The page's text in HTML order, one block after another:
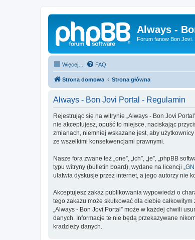
Always -
Forum fanow Bon
Więcej… FAQ
Strona domowa Strona główna
Always - Bon Jovi Portal - Regulamin
Rejestrując się na witrynie „Always - Bon Jovi
nie akceptujesz, opuść to miejsce, naciskając
zmianach, niemniej wskazane jest, aby
ze wszelkimi konsekwencjami prawnymi.
Nasze fora zwane też „one”, „ich”, „je”, „phpBB
typu witryny (bulletin board), wydane na licencji „
ułatwia dyskusje przez internet, a jego autorzy nie
Akceptujesz zakaz publikowania wypowiedzi o
tego zakazu może skutkować dla ciebie
„Always - Bon Jovi Portal” może w każdej chwili
danych. Informacje te nie będą przekazywane
kradzieży danych.